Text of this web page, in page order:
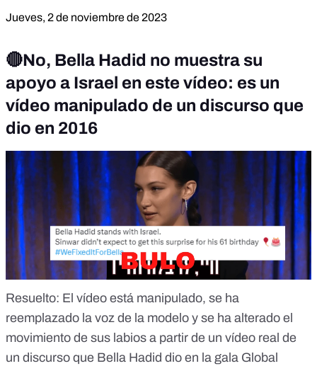
Jueves, 2 de noviembre de 2023
🔴No, Bella Hadid no muestra su
apoyo a Israel en este vídeo: es un
vídeo manipulado de un discurso que
dio en 2016
Resuelto: El vídeo está manipulado, se ha
reemplazado la voz de la modelo y se ha alterado el
movimiento de sus labios a partir de un vídeo real de
un discurso que Bella Hadid dio en la gala Global